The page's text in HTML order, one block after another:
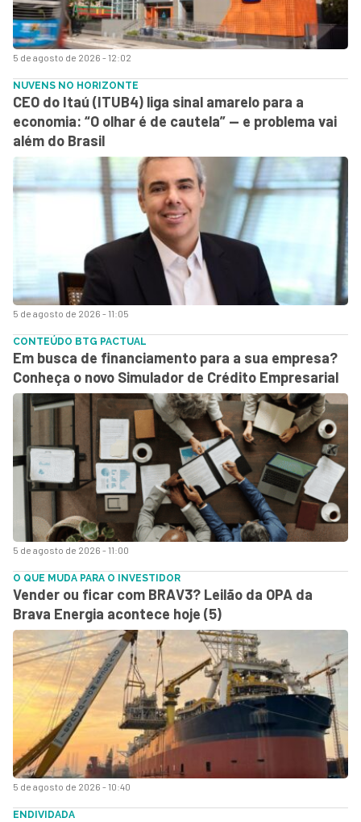
5 de agosto de 2026 - 12:02
5 de agosto de 2026 - 11:05
NUVENS NO HORIZONTE
CEO do Itaú (ITUB4) liga sinal amarelo para a
economia: “O olhar é de cautela” — e problema vai
além do Brasil
5 de agosto de 2026 - 11:00
CONTEÚDO BTG PACTUAL
Em busca de financiamento para a sua empresa?
Conheça o novo Simulador de Crédito Empresarial
5 de agosto de 2026 - 10:40
O QUE MUDA PARA O INVESTIDOR
Vender ou ficar com BRAV3? Leilão da OPA da
Brava Energia acontece hoje (5)
ENDIVIDADA